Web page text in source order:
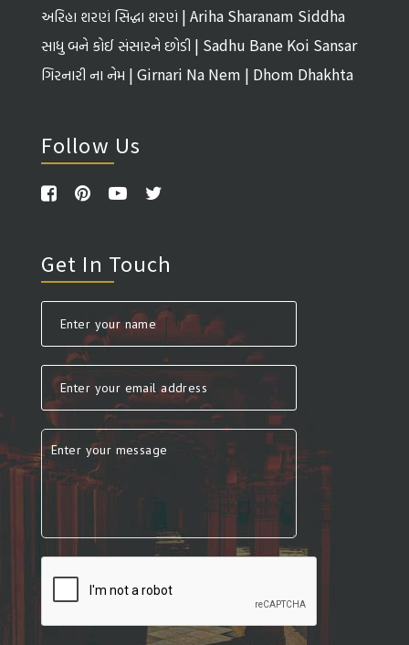
અરિહા શરણં સિદ્ધા શરણં | Ariha Sharanam Siddha
Sharanam
સાધુ બને કોઈ સંસારને છોડી | Sadhu Bane Koi Sansar
Ne Chhodi
ગિરનારી ના નેમ | Girnari Na Nem | Dhom Dhakhta
Follow Us
Get In Touch